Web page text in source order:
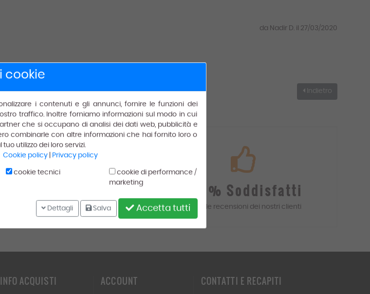
da Nadir D. il 27/03/2020
Indietro
per ordini superiori a € 150.00.
100% Soddisfatti
Leggi le recensioni dei nostri clienti
INFO ACQUISTI ACCOUNT CONTATTI E RECAPITI
cookie
i contenuti e gli annunci, fornire le funzioni dei
traffico. Inoltre forniamo informazioni sul modo in cui
che si occupano di analisi dei dati web, pubblicità e
combinarle con altre informazioni che hai fornito loro o
utilizzo dei loro servizi.
Cookie policy| Privacy policy
cookie tecnici
cookie di performance /
marketing
Dettagli Salva Accetta tutti